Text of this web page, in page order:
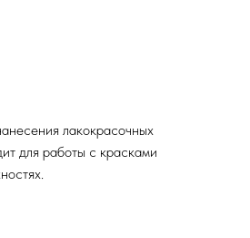
лакокрасочных
для работы с красками